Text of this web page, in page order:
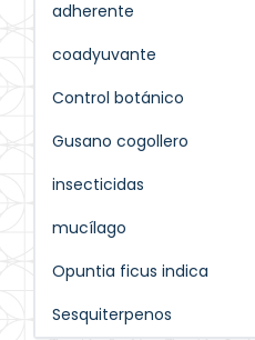
adherente
coadyuvante
Control botánico
Gusano cogollero
insecticidas
mucílago
Opuntia ficus indica
Sesquiterpenos